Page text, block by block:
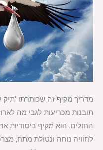
מדריך מקיף זה שכותרתו
תובנות מכריעות לגבי מה
החולים. הוא מקיף ביסודיות
לחוויה נוחה ונטולת מתח,